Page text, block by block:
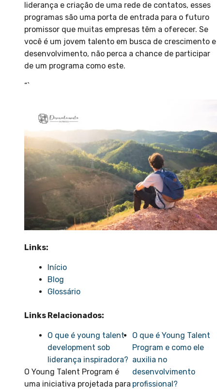
liderança e criação de uma rede de contatos, esses
programas são uma porta de entrada para o futuro
promissor que muitas empresas têm a oferecer. Se
você é um jovem talento em busca de crescimento e
desenvolvimento, não perca a chance de participar
de um programa como este.
“`
Links:
Início
Blog
Glossário
Links Relacionados:
O que é young talent
development sob
liderança inspiradora?
O que é Young Talent
Program e como ele
auxilia no
desenvolvimento
profissional?
O Young Talent Program é
uma iniciativa projetada para